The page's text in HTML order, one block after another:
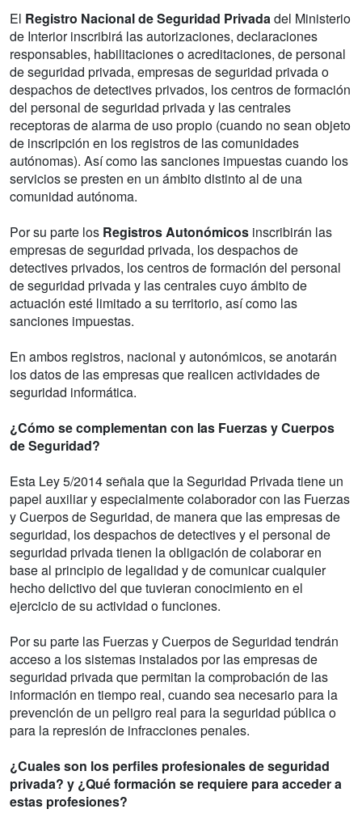
El Registro Nacional de Seguridad Privada del Ministerio
de Interior inscribirá las autorizaciones, declaraciones
responsables, habilitaciones o acreditaciones, de personal
de seguridad privada, empresas de seguridad privada o
despachos de detectives privados, los centros de formación
del personal de seguridad privada y las centrales
receptoras de alarma de uso propio (cuando no sean objeto
de inscripción en los registros de las comunidades
autónomas). Así como las sanciones impuestas cuando los
servicios se presten en un ámbito distinto al de una
comunidad autónoma.
Por su parte los Registros Autonómicos inscribirán las
empresas de seguridad privada, los despachos de
detectives privados, los centros de formación del personal
de seguridad privada y las centrales cuyo ámbito de
actuación esté limitado a su territorio, así como las
sanciones impuestas.
En ambos registros, nacional y autonómicos, se anotarán
los datos de las empresas que realicen actividades de
seguridad informática.
¿Cómo se complementan con las Fuerzas y Cuerpos
de Seguridad?
Esta Ley 5/2014 señala que la Seguridad Privada tiene un
papel auxiliar y especialmente colaborador con las Fuerzas
y Cuerpos de Seguridad, de manera que las empresas de
seguridad, los despachos de detectives y el personal de
seguridad privada tienen la obligación de colaborar en
base al principio de legalidad y de comunicar cualquier
hecho delictivo del que tuvieran conocimiento en el
ejercicio de su actividad o funciones.
Por su parte las Fuerzas y Cuerpos de Seguridad tendrán
acceso a los sistemas instalados por las empresas de
seguridad privada que permitan la comprobación de las
información en tiempo real, cuando sea necesario para la
prevención de un peligro real para la seguridad pública o
para la represión de infracciones penales.
¿Cuales son los perfiles profesionales de seguridad
privada? y ¿Qué formación se requiere para acceder a
estas profesiones?